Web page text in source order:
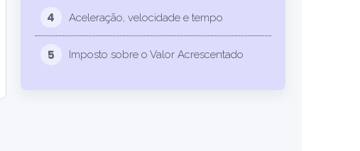
4 Aceleração, velocidade e tempo
5 Imposto sobre o Valor Acrescentado